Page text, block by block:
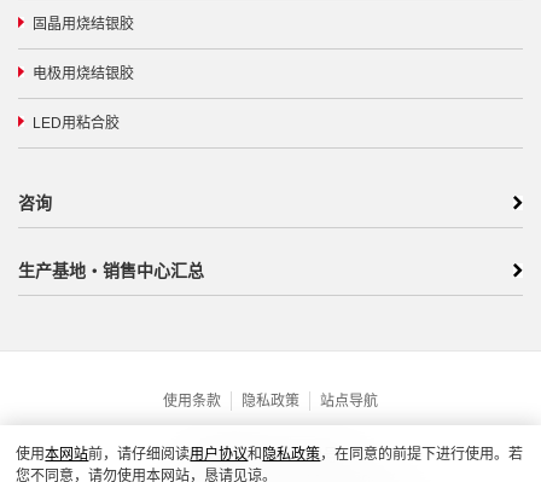
固晶用烧结银胶
电极用烧结银胶
LED用粘合胶
咨询
生产基地・销售中心汇总
使用条款 隐私政策 站点导航
沪ICP备19001739号-1
使用本网站前，请仔细阅读用户协议和 隐私政策，在同意的前提下进行使用。若
您不同意，请勿使用本网站，恳请见谅。